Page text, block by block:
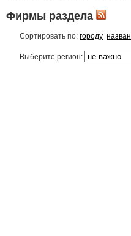
Фирмы раздела
Сортировать по: городу
Выберите регион: